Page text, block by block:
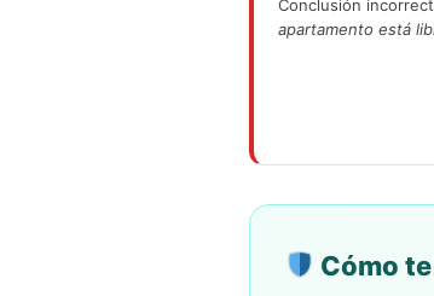
Conclusión
apartamento está
Cómo